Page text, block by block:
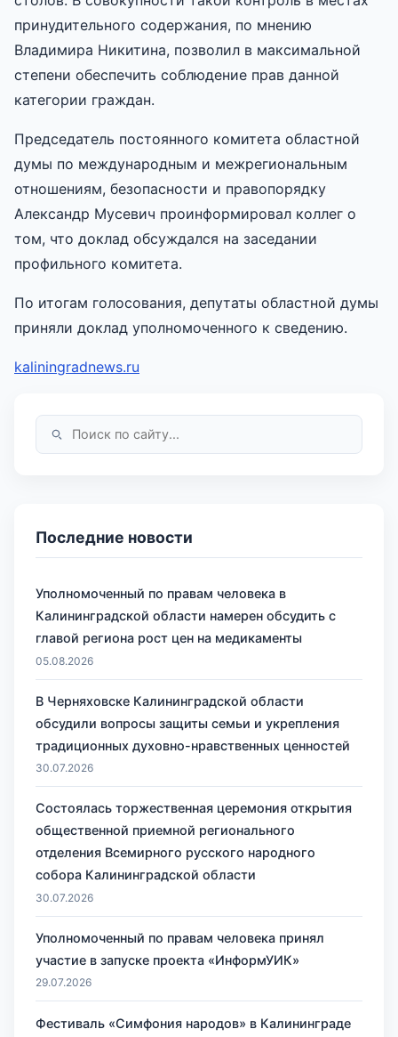
принудительного содержания, по мнению
Владимира Никитина, позволил в максимальной
степени обеспечить соблюдение прав данной
категории граждан.
Председатель постоянного комитета областной
думы по международным и межрегиональным
отношениям, безопасности и правопорядку
Александр Мусевич проинформировал коллег о
том, что доклад обсуждался на заседании
профильного комитета.
По итогам голосования, депутаты областной думы
приняли доклад уполномоченного к сведению.
kaliningradnews.ru
Последние новости
Уполномоченный по правам человека в
Калининградской области намерен обсудить с
главой региона рост цен на медикаменты
05.08.2026
В Черняховске Калининградской области
обсудили вопросы защиты семьи и укрепления
традиционных духовно-нравственных ценностей
30.07.2026
Состоялась торжественная церемония открытия
общественной приемной регионального
отделения Всемирного русского народного
собора Калининградской области
30.07.2026
Уполномоченный по правам человека принял
участие в запуске проекта «ИнформУИК»
29.07.2026
Фестиваль «Симфония народов» в Калининграде